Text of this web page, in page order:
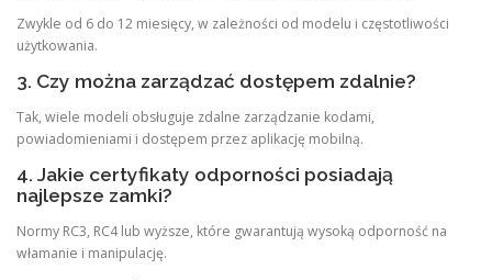
Zwykle od 6 do 12 miesięcy, w zależności od modelu i częstotliwości
użytkowania.
3. Czy można zarządzać dostępem zdalnie?
Tak, wiele modeli obsługuje zdalne zarządzanie kodami,
powiadomieniami i dostępem przez aplikację mobilną.
4. Jakie certyfikaty odporności posiadają
najlepsze zamki?
Normy RC3, RC4 lub wyższe, które gwarantują wysoką odporność na
włamanie i manipulację.